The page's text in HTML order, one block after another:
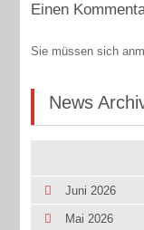
Einen
Sie müssen sich
News
Juni 2026
Mai 2026